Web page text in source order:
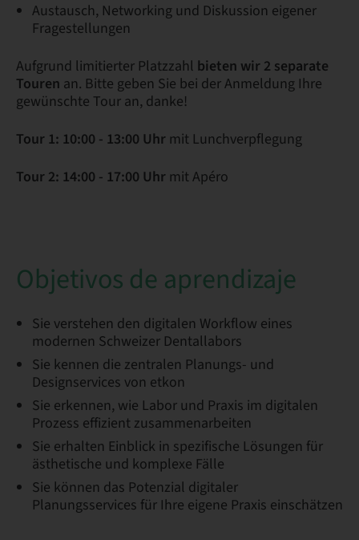
Austausch, Networking und Diskussion eigener
Fragestellungen​
Aufgrund limitierter Platzzahl bieten wir 2 separate
Touren an. Bitte geben Sie bei der Anmeldung Ihre
gewünschte Tour an, danke!
Tour 1: 10:00 - 13:00 Uhr mit Lunchverpflegung
Tour 2: 14:00 - 17:00 Uhr mit Apéro
Objetivos de aprendizaje
​​Sie verstehen den digitalen Workflow eines
modernen Schweizer Dentallabors
Sie kennen die zentralen Planungs- und
Designservices von etkon
Sie erkennen, wie Labor und Praxis im digitalen
Prozess effizient zusammenarbeiten
Sie erhalten Einblick in spezifische Lösungen für
ästhetische und komplexe Fälle
Sie können das Potenzial digitaler
Planungsservices für Ihre eigene Praxis einschätzen​